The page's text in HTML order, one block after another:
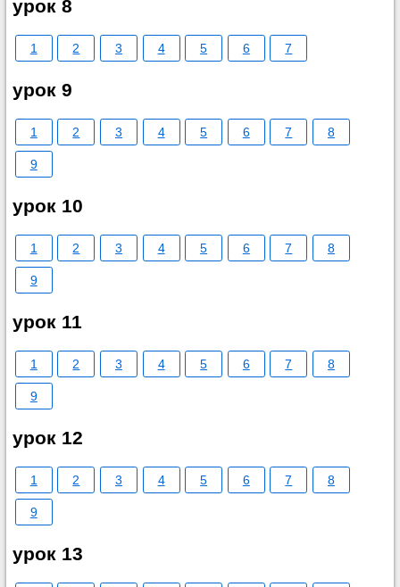
урок 8
1 2 3 4 5 6 7
урок 9
1 2 3 4 5 6 7 8
9
урок 10
1 2 3 4 5 6 7 8
9
урок 11
1 2 3 4 5 6 7 8
9
урок 12
1 2 3 4 5 6 7 8
9
урок 13